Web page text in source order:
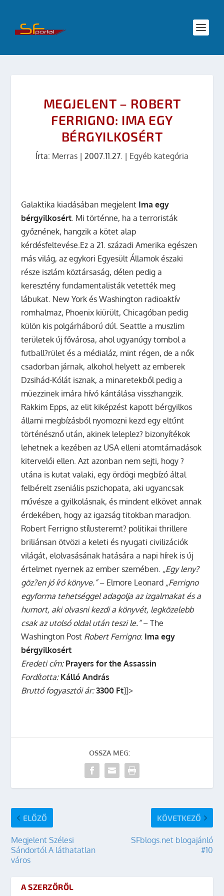
MEGJELENT – ROBERT
FERRIGNO: IMA EGY
BÉRGYILKOSÉRT
Írta: Merras | 2007.11.27. | Egyéb kategória
Galaktika kiadásában megjelent Ima egy
bérgyilkosért. Mi történne, ha a terroristák
győznének, hangzik a kötet alap
kérdésfeltevése.Ez a 21. századi Amerika egészen
más világ, az egykori Egyesült Államok északi
része iszlám köztársaság, délen pedig a
keresztény fundamentalisták vetették meg
lábukat. New York és Washington radioaktív
romhalmaz, Phoenix kiürült, Chicagóban pedig
külön kis polgárháború dúl. Seattle a muszlim
területek új fővárosa, ahol ugyanúgy tombol a
futball?rület és a médialáz, mint régen, de a nők
csadorban járnak, alkohol helyett az emberek
Dzsihád-Kólát isznak, a minaretekből pedig a
müezzinek imára hívó kántálása visszhangzik.
Rakkim Epps, az elit kiképzést kapott bérgyilkos
állami megbízásból nyomozni kezd egy eltűnt
történésznő után, akinek leleplez? bizonyítékok
lehetnek a kezében az USA elleni atomtámadások
kitervelői ellen. Azt azonban nem sejti, hogy ?
utána is kutat valaki, egy ördögi megbízó által
felbérelt zseniális pszichopata, aki ugyancsak
művésze a gyilkolásnak, és mindent elkövet annak
érdekében, hogy az igazság titokban maradjon.
Robert Ferrigno stílusteremt? politikai thrillere
briliánsan ötvözi a keleti és nyugati civilizációk
világát, elolvasásának hatására a napi hírek is új
értelmet nyernek az ember szemében. „Egy leny?
göz?en jó író könyve.”– Elmore Leonard „Ferrigno
egyforma tehetséggel adagolja az izgalmakat és a
humort, aki olvasni kezdi a könyvét, legközelebb
csak az utolsó oldal után teszi le.”– The
Washington Post Robert Ferrigno: Ima egy
bérgyilkosért
Eredeti cím: Prayers for the Assassin
Fordította: Kálló András
Bruttó fogyasztói ár: 3300 Ft]]>
OSSZA MEG:
ELŐZŐ
Megjelent Szélesi
Sándortól A láthatatlan
város
KÖVETKEZŐ
SFblogs.net blogajánló
#10
A SZERZŐRŐL